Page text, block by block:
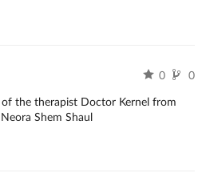
0 0
the therapist Doctor Kernel from
Shem Shaul